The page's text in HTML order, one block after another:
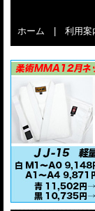
ホーム 利用案